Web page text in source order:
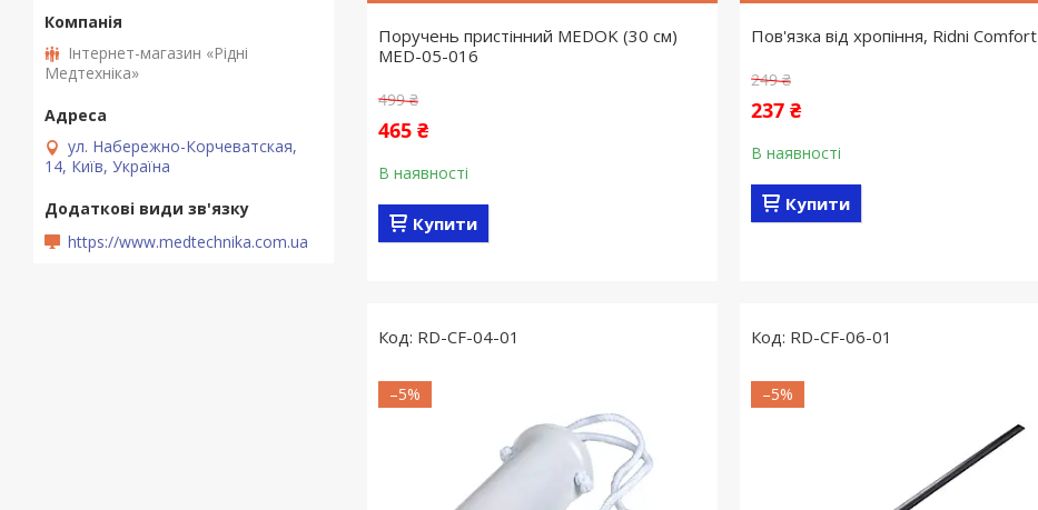
Поручень пристінний MEDOK (30 см)
MED-05-016
499 ₴
465 ₴
В наявності
Купити
Пов'язка від хропіння, Ridni Comfort
249 ₴
237 ₴
В наявності
Купити
RD-CF-04-01
–5%
RD-CF-06-01
–5%
Інтернет-магазин «Рідні
Медтехніка»
ул. Набережно-Корчеватская,
14, Київ, Україна
https://www.medtechnika.com.ua